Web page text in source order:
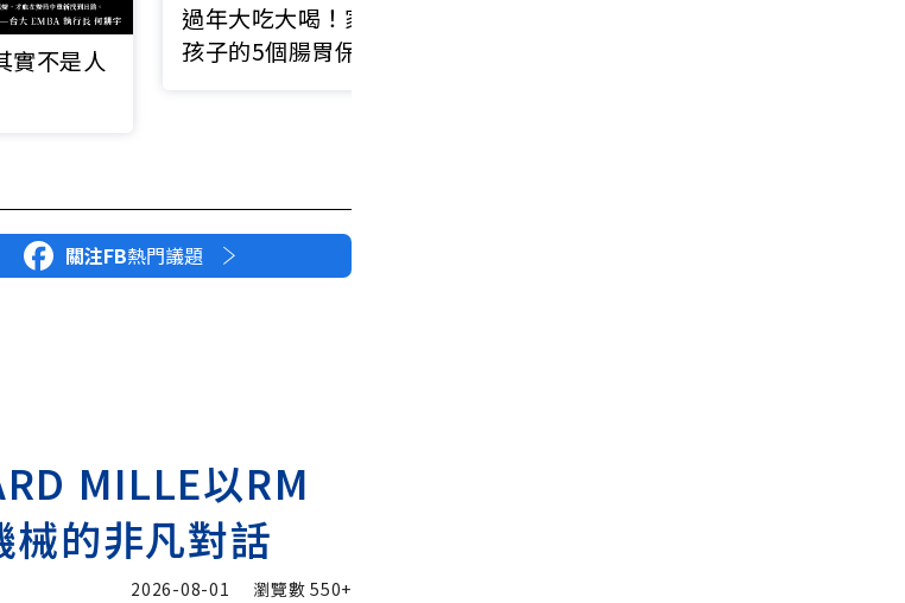
實不是人
過年大吃大喝！家長該注意
孩子的5個腸胃保健問題
關注FB熱門議題
MILLE以RM
的非凡對話
2026-08-01 瀏覽數550+